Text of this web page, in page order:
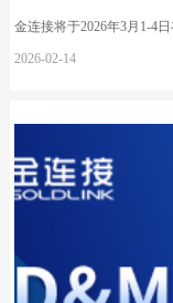
-14
2026-02